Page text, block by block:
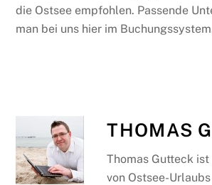
die Ostsee empfohlen. Passende
man bei uns hier im
THOMAS
Thomas Gutteck
von Ostsee-